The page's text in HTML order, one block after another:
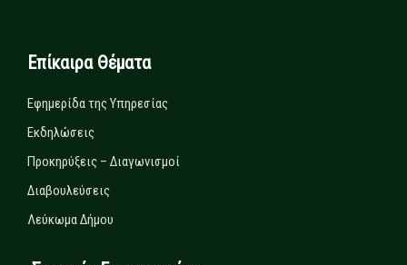
Επίκαιρα Θέματα
Εφημερίδα της Υπηρεσίας
Εκδηλώσεις
Προκηρύξεις – Διαγωνισμοί
Διαβουλεύσεις
Λεύκωμα Δήμου